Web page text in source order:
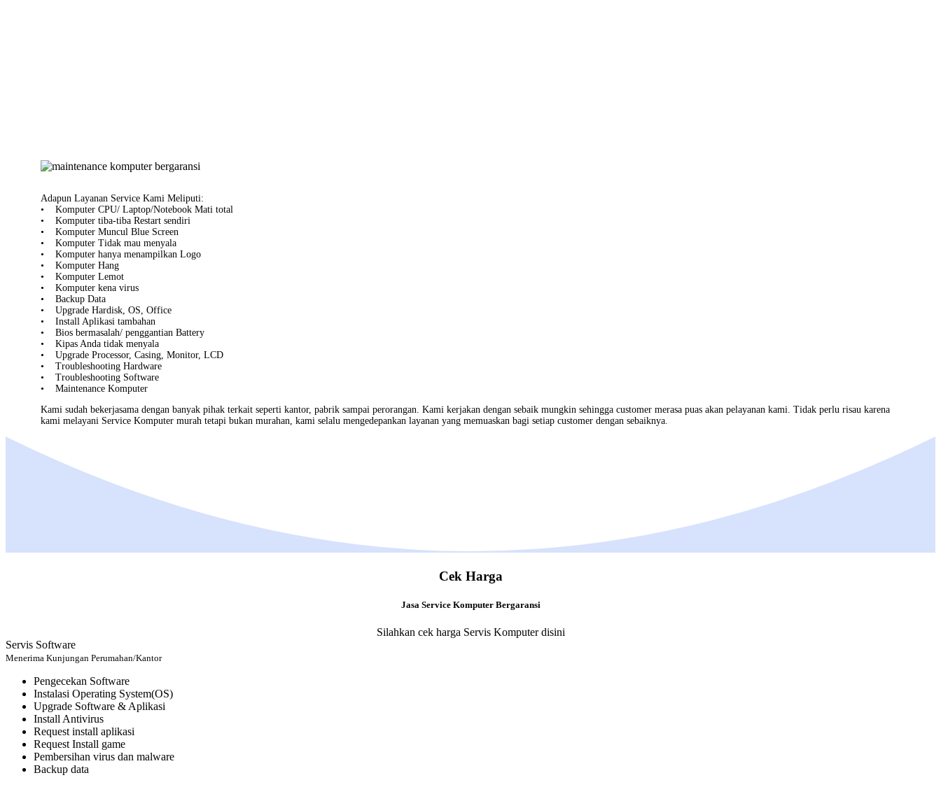
Adapun Layanan Service Kami Meliputi:
• Komputer CPU/ Laptop/Notebook Mati total
• Komputer tiba-tiba Restart sendiri
• Komputer Muncul Blue Screen
• Komputer Tidak mau menyala
• Komputer hanya menampilkan Logo
• Komputer Hang
• Komputer Lemot
• Komputer kena virus
• Backup Data
• Upgrade Hardisk, OS, Office
• Install Aplikasi tambahan
• Bios bermasalah/ penggantian Battery
• Kipas Anda tidak menyala
• Upgrade Processor, Casing, Monitor, LCD
• Troubleshooting Hardware
• Troubleshooting Software
• Maintenance Komputer
Kami sudah bekerjasama dengan banyak pihak terkait seperti kantor, pabrik sampai perorangan. Kami kerjakan dengan sebaik mungkin sehingga customer merasa puas akan pelayanan kami. Tidak perlu risau karena
kami melayani Service Komputer murah tetapi bukan murahan, kami selalu mengedepankan layanan yang memuaskan bagi setiap customer dengan sebaiknya.
Cek Harga
Jasa Service Komputer Bergaransi
Silahkan cek harga Servis Komputer disini
Servis Software
Menerima Kunjungan Perumahan/Kantor
Pengecekan Software
Instalasi Operating System(OS)
Upgrade Software & Aplikasi
Install Antivirus
Request install aplikasi
Request Install game
Pembersihan virus dan malware
Backup data